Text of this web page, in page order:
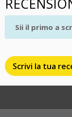
Scrivi la tua
Sii il primo a